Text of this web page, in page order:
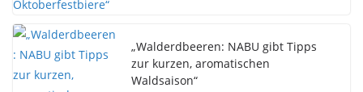
„Walderdbeeren: NABU gibt Tipps
zur kurzen, aromatischen
Waldsaison“